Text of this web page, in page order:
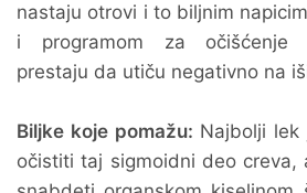
nastaju otrovi i to biljnim
i programom za očišćenje
prestaju da utiču negativno na
Biljke koje pomažu: Najbolji lek
očistiti taj sigmoidni deo creva,